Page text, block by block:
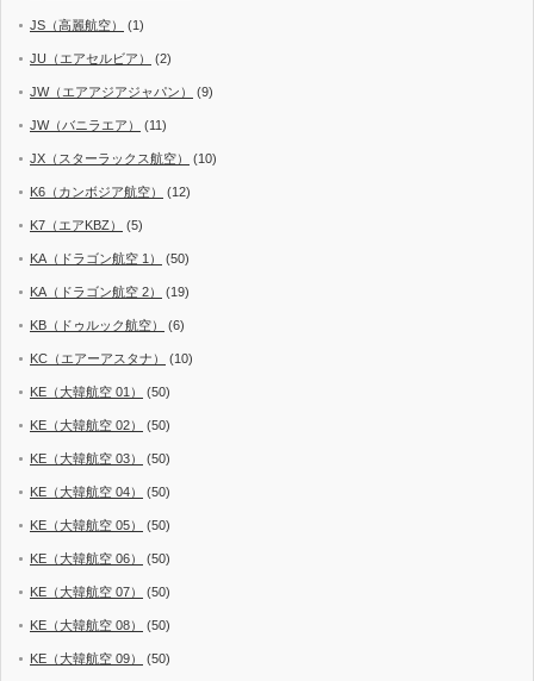
JS（高麗航空） (1)
JU（エアセルビア） (2)
JW（エアアジアジャパン） (9)
JW（バニラエア） (11)
JX（スターラックス航空） (10)
K6（カンボジア航空） (12)
K7（エアKBZ） (5)
KA（ドラゴン航空 1） (50)
KA（ドラゴン航空 2） (19)
KB（ドゥルック航空） (6)
KC（エアーアスタナ） (10)
KE（大韓航空 01） (50)
KE（大韓航空 02） (50)
KE（大韓航空 03） (50)
KE（大韓航空 04） (50)
KE（大韓航空 05） (50)
KE（大韓航空 06） (50)
KE（大韓航空 07） (50)
KE（大韓航空 08） (50)
KE（大韓航空 09） (50)